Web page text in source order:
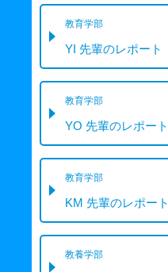
教育学部
YI 先輩のレポート
教育学部
YO 先輩のレポート
教育学部
KM 先輩のレポート
教養学部